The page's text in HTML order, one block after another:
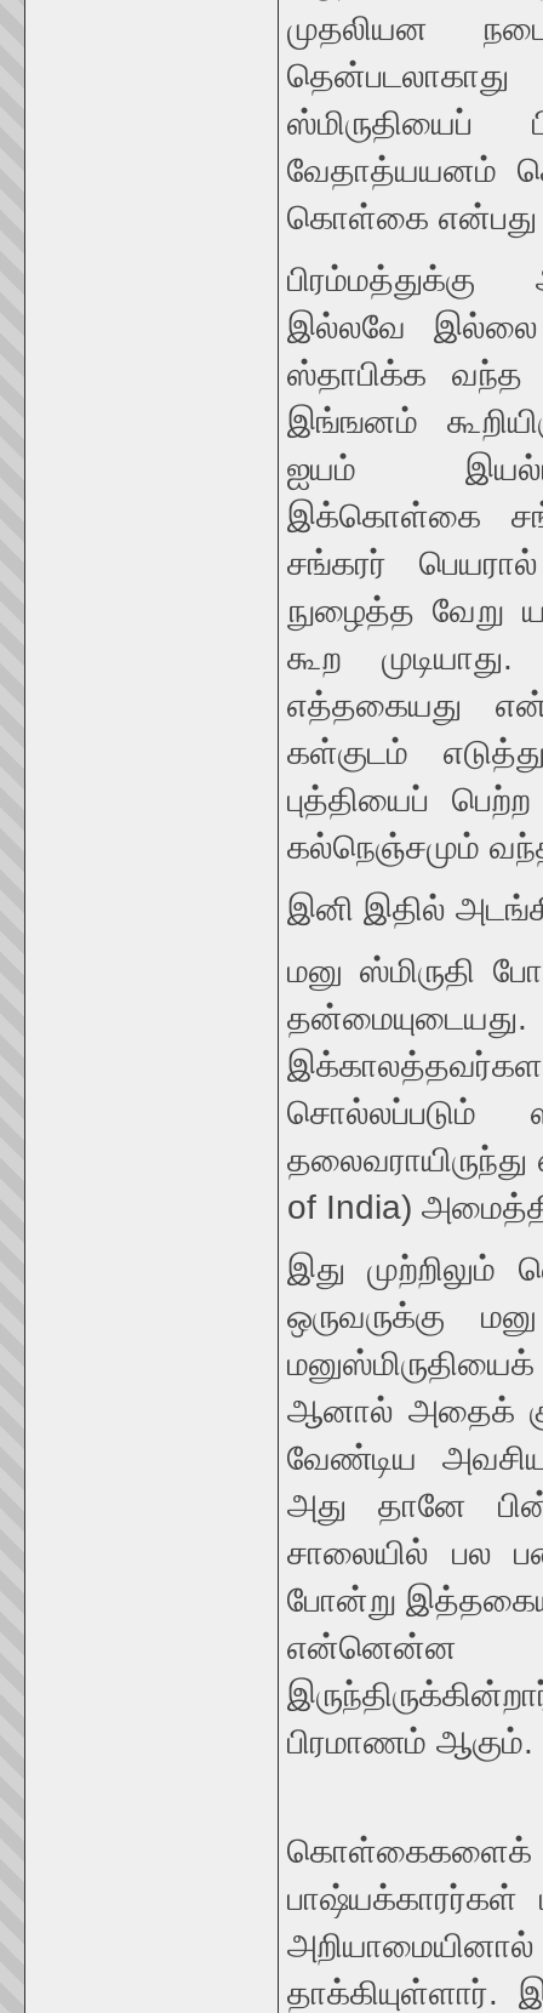
முதலியன
ஸ்மிருதியைப்
வேதாத்யயனம்
கொள்கை என்பது
இல்லவே
ஸ்தாபிக்க வந்த
இங்ஙனம்
ஐயம்
இக்கொள்கை
சங்கரர்
நுழைத்த வேறு
கூற
எத்தகையது
கள்குடம்
புத்தியைப்
கல்நெஞ்சமும்
இனி இதில்
மனு ஸ்மிருதி
தன்மையுடையது.
of India)
இது
ஒருவருக்கு
ஆனால் அதைக்
வேண்டிய
அது தானே
சாலையில் பல
போன்று இத்தகைய
என்னென்ன
பிரமாணம் ஆகும்.
கொள்கைகளைக்